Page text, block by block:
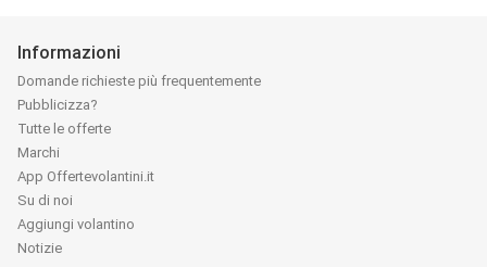
Informazioni
Domande richieste più frequentemente
Pubblicizza?
Tutte le offerte
Marchi
App Offertevolantini.it
Su di noi
Aggiungi volantino
Notizie